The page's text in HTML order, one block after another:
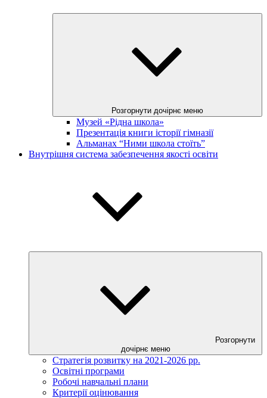
Розгорнути дочірнє меню
Музей «Рідна школа»
Презентація книги історії гімназії
Альманах “Ними школа стоїть”
Внутрішня система забезпечення якості освіти
Розгорнути
дочірнє меню
Стратегія розвитку на 2021-2026 рр.
Освітні програми
Робочі навчальні плани
Критерії оцінювання